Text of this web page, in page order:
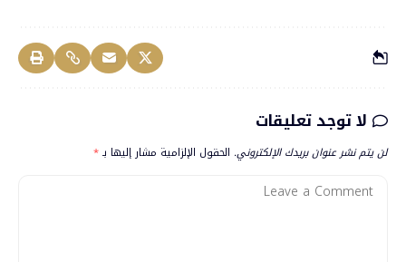
لا توجد تعليقات
لن يتم نشر عنوان بريدك الإلكتروني. الحقول الإلزامية مشار إليها بـ*